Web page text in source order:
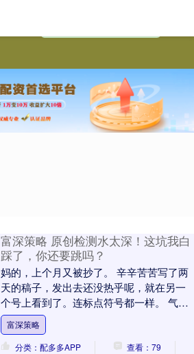
富深策略 原创检测水太深！这坑我白
踩了，你还要跳吗？
妈的，上个月又被抄了。 辛辛苦苦写了两
天的稿子，发出去还没热乎呢，就在另一
个号上看到了。连标点符号都一样。 气得
我手抖。 真的，那种感觉就像自己养的孩
子被人抱走....
富深策略
分类：配多多APP
查看：79